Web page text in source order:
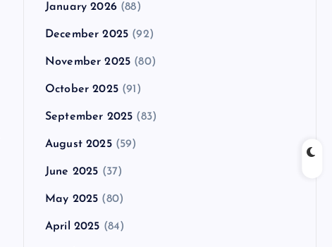
January 2026(88)
December 2025 (92)
November 2025 (80)
October 2025(91)
September 2025 (83)
August 2025(59)
June 2025 (37)
May 2025 (80)
April 2025 (84)